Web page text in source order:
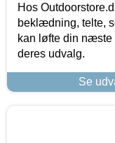
Hos
beklædning, telte,
kan løfte din næste
deres udvalg.
Se